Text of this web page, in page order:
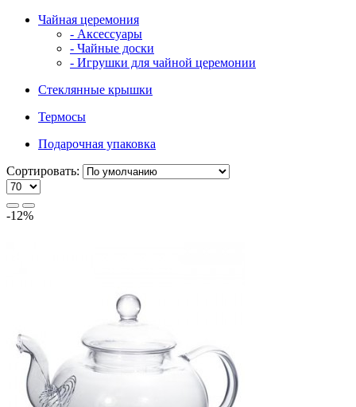
Чайная церемония
- Аксессуары
- Чайные доски
- Игрушки для чайной церемонии
Стеклянные крышки
Термосы
Подарочная упаковка
Сортировать:
-12%